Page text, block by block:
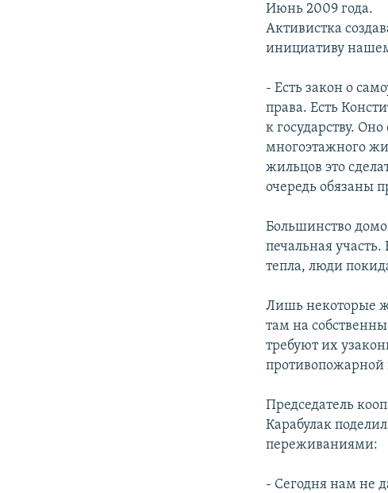
Июнь 2009 года.
Активистка
инициативу
- Есть закон о
права. Есть
к государству.
многоэтажного
жильцов это
очередь обязаны
Большинство
печальная участь.
тепла, люди
Лишь некоторые
там на
требуют их
противопожарной
Председатель
Карабулак
переживаниями:
- Сегодня нам не